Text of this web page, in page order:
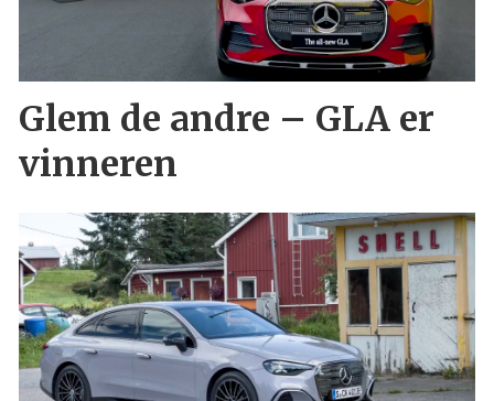
Glem de andre – GLA er
vinneren